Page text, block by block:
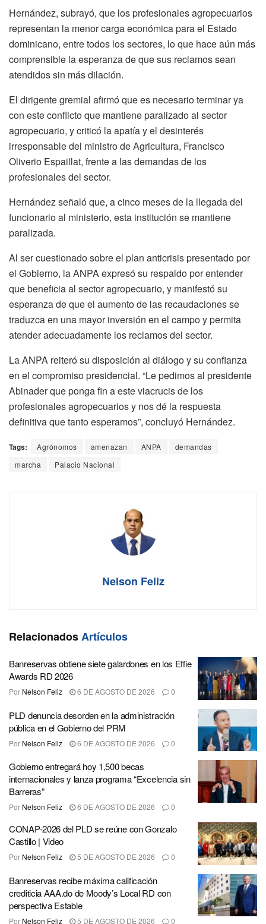
Hernández, subrayó, que los profesionales agropecuarios
representan la menor carga económica para el Estado
dominicano, entre todos los sectores, lo que hace aún más
comprensible la esperanza de que sus reclamos sean
atendidos sin más dilación.
El dirigente gremial afirmó que es necesario terminar ya
con este conflicto que mantiene paralizado al sector
agropecuario, y criticó la apatía y el desinterés
irresponsable del ministro de Agricultura, Francisco
Oliverio Espaillat, frente a las demandas de los
profesionales del sector.
Hernández señaló que, a cinco meses de la llegada del
funcionario al ministerio, esta institución se mantiene
paralizada.
Al ser cuestionado sobre el plan anticrisis presentado por
el Gobierno, la ANPA expresó su respaldo por entender
que beneficia al sector agropecuario, y manifestó su
esperanza de que el aumento de las recaudaciones se
traduzca en una mayor inversión en el campo y permita
atender adecuadamente los reclamos del sector.
La ANPA reiteró su disposición al diálogo y su confianza
en el compromiso presidencial. “Le pedimos al presidente
Abinader que ponga fin a este viacrucis de los
profesionales agropecuarios y nos dé la respuesta
definitiva que tanto esperamos”, concluyó Hernández.
Tags: Agrónomos amenazan ANPA
demandas
marcha
Palacio Nacional
Nelson Feliz
RelacionadosArtículos
Banreservas obtiene siete galardones en los Effie
Awards RD 2026
Por Nelson Feliz 6 DE AGOSTO DE 2026 0
PLD denuncia desorden en la administración
pública en el Gobierno del PRM
Por Nelson Feliz 6 DE AGOSTO DE 2026 0
Gobierno entregará hoy 1,500 becas
internacionales y lanza programa “Excelencia sin
Barreras”
Por Nelson Feliz 6 DE AGOSTO DE 2026 0
CONAP-2026 del PLD se reúne con Gonzalo
Castillo | Video
Por Nelson Feliz 5 DE AGOSTO DE 2026 0
Banreservas recibe máxima calificación
crediticia AAA.do de Moody’s Local RD con
perspectiva Estable
Por Nelson Feliz 5 DE AGOSTO DE 2026 0